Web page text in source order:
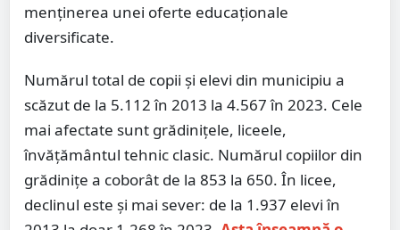
menținerea unei oferte educaționale
diversificate.
Numărul total de copii și elevi din municipiu a
scăzut de la 5.112 în 2013 la 4.567 în 2023. Cele
mai afectate sunt grădinițele, liceele,
învățământul tehnic clasic. Numărul copiilor din
grădinițe a coborât de la 853 la 650. În licee,
declinul este și mai sever: de la 1.937 elevi în